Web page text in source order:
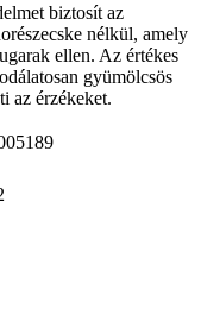
biztosít az
nélkül, amely
ellen. Az értékes
gyümölcsös
az érzékeket.